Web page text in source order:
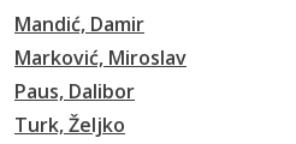
Mandić, Damir
Marković, Miroslav
Paus, Dalibor
Turk, Željko